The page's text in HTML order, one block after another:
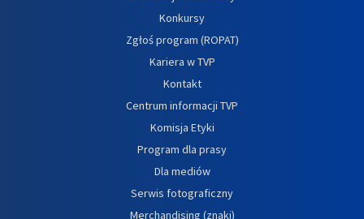
Konkursy
Zgłoś program (ROPAT)
Kariera w TVP
Kontakt
Centrum informacji TVP
Komisja Etyki
Program dla prasy
Dla mediów
Serwis fotograficzny
Merchandising (znaki)